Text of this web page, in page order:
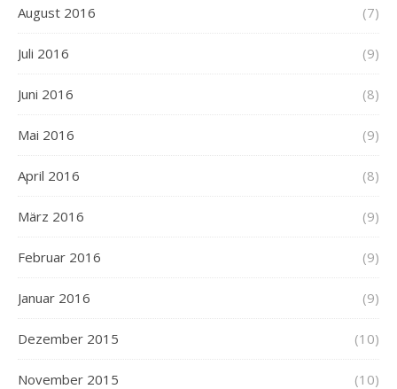
August 2016 (7)
Juli 2016 (9)
Juni 2016 (8)
Mai 2016 (9)
April 2016 (8)
März 2016 (9)
Februar 2016 (9)
Januar 2016 (9)
Dezember 2015 (10)
November 2015 (10)